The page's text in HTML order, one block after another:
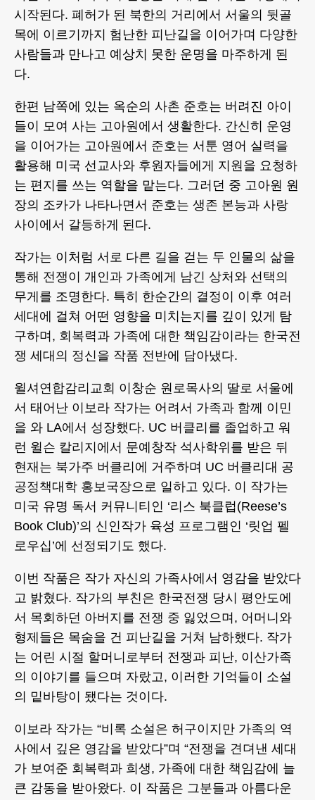
시작된다. 폐허가 된 북한의 거리에서 서울의 뒷골
목에 이르기까지 험난한 피난길을 이어가며 다양한
사람들과 만나고 예상치 못한 운명을 마주하게 된
다.
한편 남쪽에 있는 옥순의 사촌 준호는 버려진 아이
들이 모여 사는 고아원에서 생활한다. 간신히 운영
을 이어가는 고아원에서 준호는 서툰 영어 실력을
활용해 미국 선교사와 후원자들에게 지원을 요청하
는 편지를 쓰는 역할을 맡는다. 그러던 중 고아원 원
장의 조카가 나타나면서 준호는 생존 본능과 사랑
사이에서 갈등하게 된다.
작가는 이처럼 서로 다른 길을 걷는 두 인물의 삶을
통해 전쟁이 개인과 가족에게 남긴 상처와 선택의
무게를 조명한다. 특히 한순간의 결정이 이후 여러
세대에 걸쳐 어떤 영향을 미치는지를 깊이 있게 탐
구하며, 회복력과 가족에 대한 책임감이라는 한국전
쟁 세대의 정신을 작품 전반에 담아냈다.
윌셔연합감리교회 이창순 원로목사의 딸로 서울에
서 태어난 이보라 작가는 어려서 가족과 함께 이민
을 와 LA에서 성장했다. UC 버클리를 졸업하고 워
런 윌슨 칼리지에서 문예창작 석사학위를 받은 뒤
현재는 북가주 버클리에 거주하며 UC 버클리대 공
공정책대학 홍보국장으로 일하고 있다. 이 작가는
미국 유명 독서 커뮤니티인 ‘리스 북클럽(Reese’s
Book Club)’의 신인작가 육성 프로그램인 ‘릿업 펠
로우십’에 선정되기도 했다.
이번 작품은 작가 자신의 가족사에서 영감을 받았다
고 밝혔다. 작가의 부친은 한국전쟁 당시 평안도에
서 목회하던 아버지를 전쟁 중 잃었으며, 어머니와
형제들은 목숨을 건 피난길을 거쳐 남하했다. 작가
는 어린 시절 할머니로부터 전쟁과 피난, 이산가족
의 이야기를 들으며 자랐고, 이러한 기억들이 소설
의 밑바탕이 됐다는 것이다.
이보라 작가는 “비록 소설은 허구이지만 가족의 역
사에서 깊은 영감을 받았다”며 “전쟁을 견뎌낸 세대
가 보여준 회복력과 희생, 가족에 대한 책임감에 늘
큰 감동을 받아왔다. 이 작품은 그분들과 아름다운